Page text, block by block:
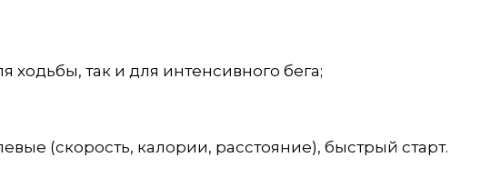
ходьбы, так и для интенсивного бега;
(скорость, калории, расстояние), быстрый старт.